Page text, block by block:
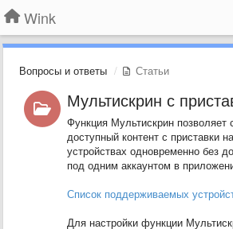
Wink
Вопросы и ответы Статьи
Мультискрин с
Функция Мультискрин позволяет
доступный контент с приставки
устройствах одновременно без
под одним аккаунтом в
Список поддерживаемых
Для настройки функции